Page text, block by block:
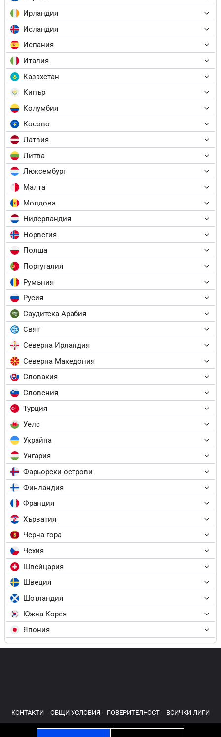
Ирландия
Исландия
Испания
Италия
Казахстан
Кипър
Колумбия
Косово
Латвия
Литва
Люксембург
Малта
Молдова
Нидерландия
Норвегия
Полша
Португалия
Румъния
Русия
Саудитска Арабия
Свят
Северна Ирландия
Северна Македония
Словакия
Словения
Турция
Уелс
Украйна
Унгария
Фарьорски острови
Финландия
Франция
Хърватия
Черна гора
Чехия
Швейцария
Швеция
Шотландия
Южна Корея
Япония
КОНТАКТИ ОБЩИ УСЛОВИЯ ПОВЕРИТЕЛНОСТ ВСИЧКИ ЛИГИ